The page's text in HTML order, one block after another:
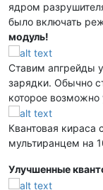
ядром
было включать
модуль!
Ставим апгрейды
зарядки. Обычно
которое возможно
Квантовая
мультиранцем на
Улучшенные